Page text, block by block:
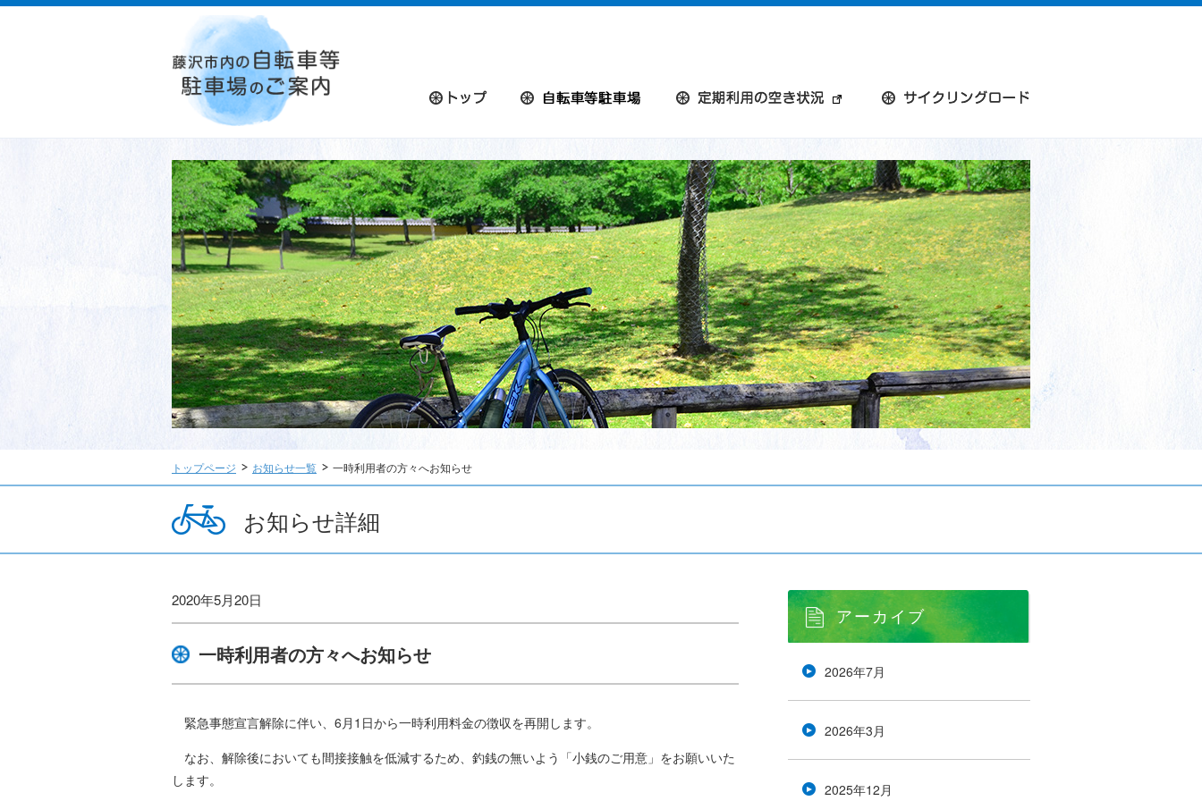
トップページ お知らせ一覧 一時利用者の方々へお知らせ
お知らせ詳細
2020年5月20日
一時利用者の方々へお知らせ
緊急事態宣言解除に伴い、6月1日から一時利用料金の徴収を再開します。
なお、解除後においても間接接触を低減するため、釣銭の無いよう「小銭のご用意」をお願いいた
します。
アーカイブ
2026年7月
2026年3月
2025年12月